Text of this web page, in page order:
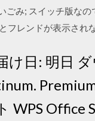
ごみ; スイッチ版な
フレンドが表示され
け日: 明日
WPS Office